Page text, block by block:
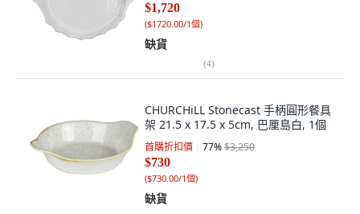
$1,720
($1720.00/1個)
缺貨
(4)
CHURCHiLL Stonecast 手柄圓形餐具
架 21.5 x 17.5 x 5cm, 巴厘島白, 1個
首購折扣價 77%$3,250
$730
($730.00/1個)
缺貨